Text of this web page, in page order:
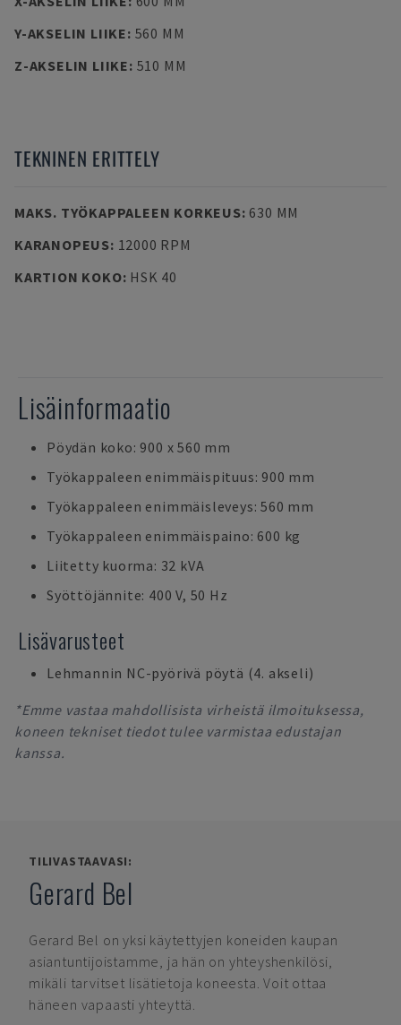
Y-AKSELIN LIIKE: 560 MM
Z-AKSELIN LIIKE: 510 MM
TEKNINEN ERITTELY
MAKS. TYÖKAPPALEEN KORKEUS: 630 MM
KARANOPEUS: 12000 RPM
KARTION KOKO: HSK 40
Lisäinformaatio
Pöydän koko: 900 x 560 mm
Työkappaleen enimmäispituus: 900 mm
Työkappaleen enimmäisleveys: 560 mm
Työkappaleen enimmäispaino: 600 kg
Liitetty kuorma: 32 kVA
Syöttöjännite: 400 V, 50 Hz
Lisävarusteet
Lehmannin NC-pyörivä pöytä (4. akseli)
*Emme vastaa mahdollisista virheistä ilmoituksessa,
koneen tekniset tiedot tulee varmistaa edustajan
kanssa.
TILIVASTAAVASI:
Gerard Bel
Gerard Bel on yksi käytettyjen koneiden kaupan
asiantuntijoistamme, ja hän on yhteyshenkilösi,
mikäli tarvitset lisätietoja koneesta. Voit ottaa
häneen vapaasti yhteyttä.